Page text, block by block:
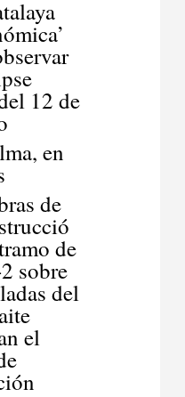
12 de
en
de
de
sobre
del
el